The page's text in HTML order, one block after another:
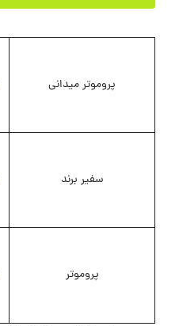
پروموتر میدانی
سفیر برند
پروموتر